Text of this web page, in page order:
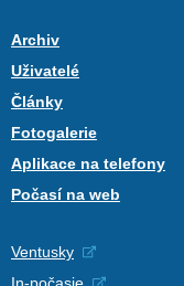
Archiv
Uživatelé
Články
Fotogalerie
Aplikace na telefony
Počasí na web
Ventusky